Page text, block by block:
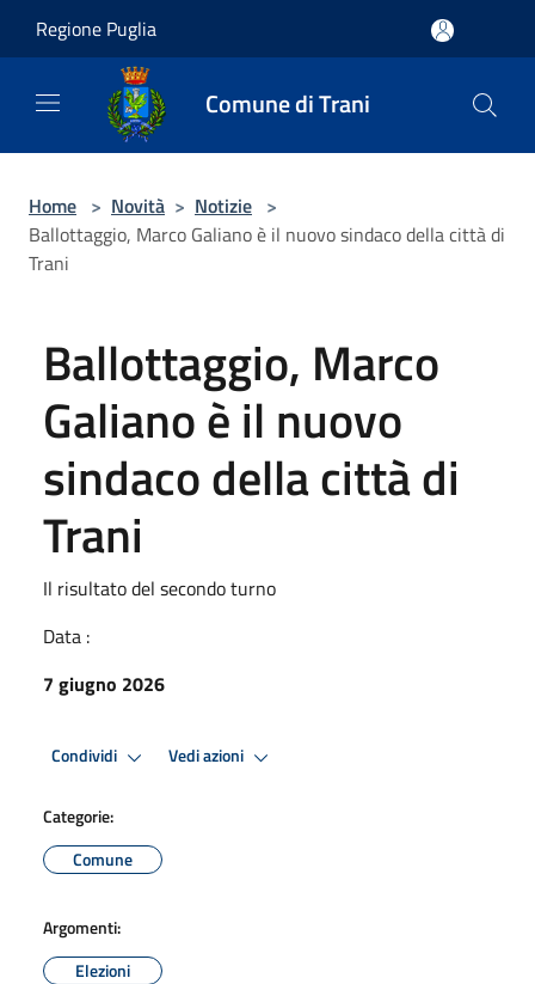
Regione Puglia
Comune di Trani
Home > Novità > Notizie >
Ballottaggio, Marco Galiano è il nuovo sindaco della città di
Trani
Ballottaggio, Marco
Galiano è il nuovo
sindaco della città di
Trani
Il risultato del secondo turno
Data :
7 giugno 2026
Condividi Vedi azioni
Categorie:
Comune
Argomenti:
Elezioni